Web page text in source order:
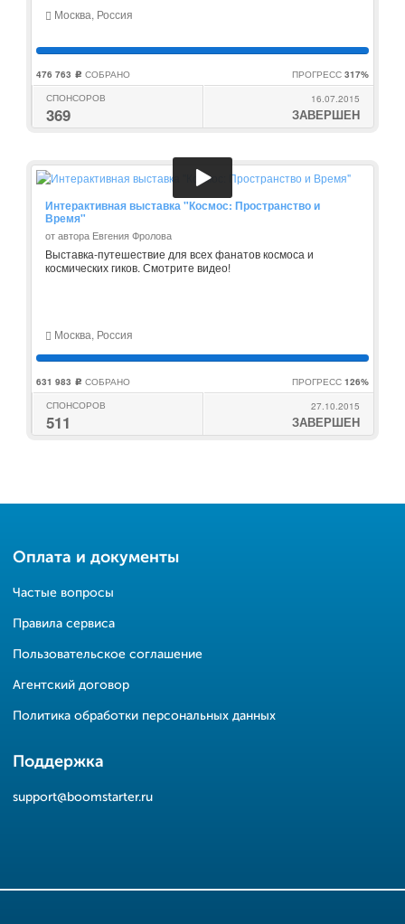
Москва, Россия
476 763 c СОБРАНО ПРОГРЕСС 317%
СПОНСОРОВ
369
16.07.2015
ЗАВЕРШЕН
Интерактивная выставка "Космос: Пространство и
Время"
от автора Евгения Фролова
Выставка-путешествие для всех фанатов космоса и
космических гиков. Смотрите видео!
Москва, Россия
631 983 c СОБРАНО ПРОГРЕСС 126%
СПОНСОРОВ
511
27.10.2015
ЗАВЕРШЕН
Оплата и документы
Частые вопросы
Правила сервиса
Пользовательское соглашение
Агентский договор
Политика обработки персональных данных
Поддержка
support@boomstarter.ru